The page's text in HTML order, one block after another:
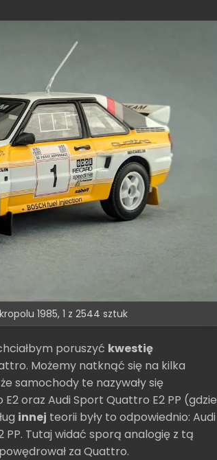
1985, 1 z 2544 sztuk
poruszyć kwestię
Możemy natknąć się na kilka
samochody te nazywały się
oraz Audi Sport Quattro E2 PP (gdzie
innej teorii były to odpowiednio: Audi
PP. Tutaj widać sporą analogię z tą
za Quattro.